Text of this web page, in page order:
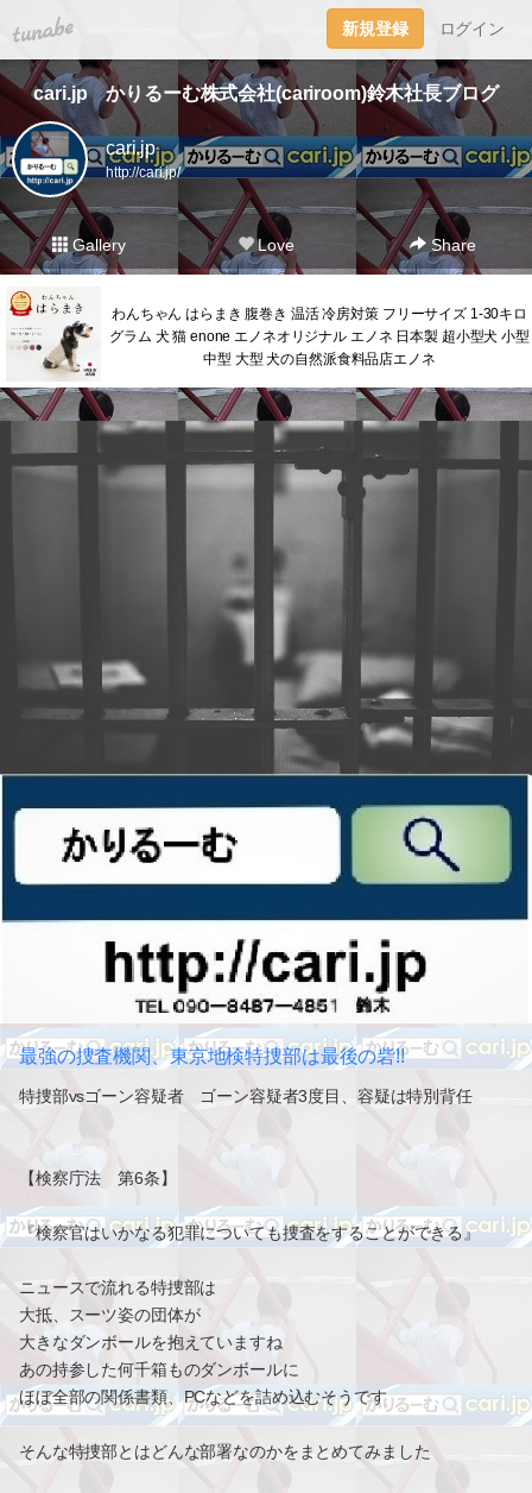
tuna.be 新規登録 ログイン
cari.jp かりるーむ株式会社(cariroom)鈴木社長ブログ
cari.jp
http://cari.jp/
Gallery Love Share
わんちゃん はらまき 腹巻き 温活 冷房対策 フリーサイズ 1-30キロ
グラム 犬 猫 enone エノネオリジナル エノネ 日本製 超小型犬 小型
中型 大型 犬の自然派食料品店エノネ
最強の捜査機関、東京地検特捜部は最後の砦!!
特捜部vsゴーン容疑者 ゴーン容疑者3度目、容疑は特別背任
【検察庁法 第6条】
『検察官はいかなる犯罪についても捜査をすることができる』
ニュースで流れる特捜部は
大抵、スーツ姿の団体が
大きなダンボールを抱えていますね
あの持参した何千箱ものダンボールに
ほぼ全部の関係書類、PCなどを詰め込むそうです
そんな特捜部とはどんな部署なのかをまとめてみました